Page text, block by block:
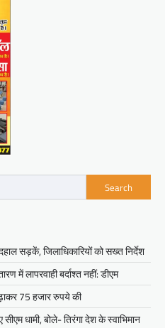
Search
सड़कें, जिलाधिकारियों को सख्त निर्देश
में लापरवाही बर्दाश्त नहीं: डीएम
75 हजार रुपये की
सीएम धामी, बोले- तिरंगा देश के स्वाभिमान